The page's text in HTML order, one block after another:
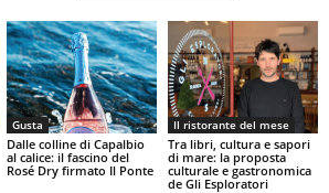
Gusta
Dalle colline di Capalbio
al calice: il fascino del
Rosé Dry firmato Il Ponte
Il ristorante del mese
Tra libri, cultura e sapori
di mare: la proposta
culturale e gastronomica
de Gli Esploratori